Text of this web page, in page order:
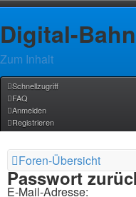
Digital-
Zum Inhalt
Schnellzugriff
FAQ
Anmelden
Registrieren
Foren-Übersicht
Passwort
E-Mail-Adresse: